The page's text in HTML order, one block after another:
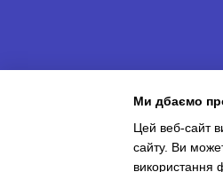
Ми дбаємо
Цей веб-сайт
сайту. Ви
використання